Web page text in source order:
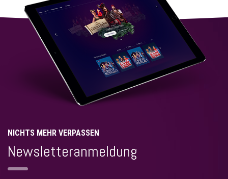
NICHTS MEHR VERPASSEN
Newsletteranmeldung